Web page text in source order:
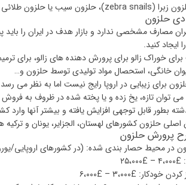
حلزون
مصارف مشخصی ندارد و بازار هدف در ایران را
ایجاد کنید.
خوراک زالو برای پرورش دهنده های زالو،
خانگی، استحصال مواد تولیدی توسط حلزون و…
برای زیبایی در اروپا رایج نیست اما به نظر می
می توان تازه، یخ زده و یا پخته شده در ظروف به
بطور قابل توجهی افزایش یافته و بیشتر آنها وارد
اصلی حلزون کشورهای لهستان، الجزایر، یونان و ترکیه
پرورش حلزون
در محیط حصار بندی شده: (در کشورهای اروپایی/
£۳،۰۰۰ – £۶،۰۰۰